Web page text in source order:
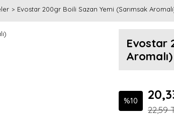
Evostar 200gr Boili Sazan Yemi (Sarımsak
Evostar
Aromalı)
%10
22,59